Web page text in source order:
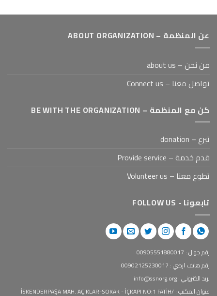
عن المنظمة – ABOUT ORGANIZATION
من نحن – about us
تواصل معنا – Connect us
كن مع المنظمة – BE WITH THE ORGANIZATION
تبرع – donation
قدم خدمة – Provide service
تطوع معنا – Volunteer us
تابعونا - FOLLOW US
رقم جوال : 00905551880017
رقم هاتف ارضي : 00902125230017
بريد الكتروني : info@ssnorg.org
عنوان المكتب : İSKENDERPAŞA MAH. AÇIKLAR-SOKAK - İÇKAPI NO:1 FATİH/